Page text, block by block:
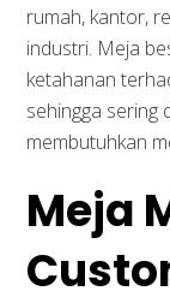
rumah, kantor,
industri. Meja
ketahanan
sehingga sering
membutuhkan
Meja